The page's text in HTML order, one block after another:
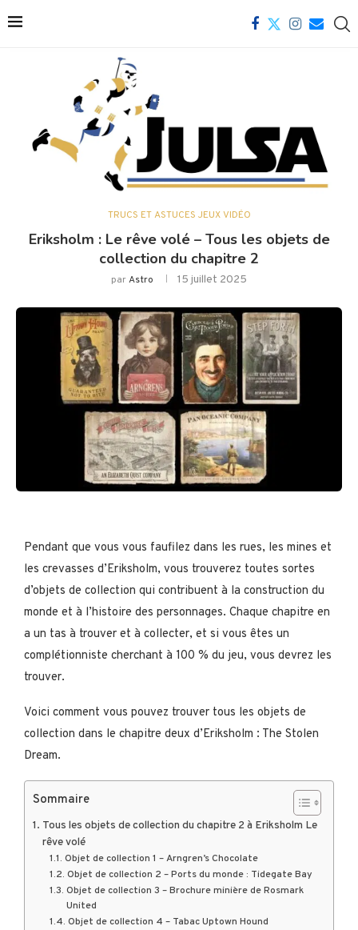
TRUCS ET ASTUCES JEUX VIDÉO
Eriksholm : Le rêve volé – Tous les objets de
collection du chapitre 2
parAstro 15 juillet 2025
Pendant que vous vous faufilez dans les rues, les mines et
les crevasses d’Eriksholm, vous trouverez toutes sortes
d’objets de collection qui contribuent à la construction du
monde et à l’histoire des personnages. Chaque chapitre en
a un tas à trouver et à collecter, et si vous êtes un
complétionniste cherchant à 100 % du jeu, vous devrez les
trouver.
Voici comment vous pouvez trouver tous les objets de
collection dans le chapitre deux d’Eriksholm : The Stolen
Dream.
Sommaire
Tous les objets de collection du chapitre 2 à Eriksholm Le
rêve volé
Objet de collection 1 – Arngren’s Chocolate
Objet de collection 2 – Ports du monde : Tidegate Bay
Objet de collection 3 – Brochure minière de Rosmark
United
Objet de collection 4 – Tabac Uptown Hound